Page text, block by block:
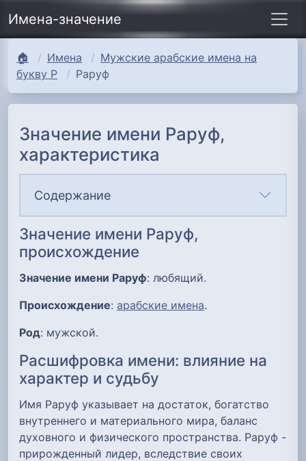
Имена-значение
🏠 Имена
Мужские арабские имена на
букву Р
Раруф
Значение имени Раруф,
характеристика
Содержание
Значение имени Раруф,
происхождение
Значение имени Раруф: любящий.
Происхождение: арабские имена.
Род: мужской.
Расшифровка имени: влияние на
характер и судьбу
Имя Раруф указывает на достаток, богатство
внутреннего и материального мира, баланс
духовного и физического пространства. Раруф -
прирожденный лидер, вследствие своих